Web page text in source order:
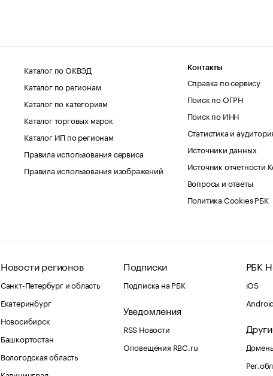
Каталог по ОКВЭД
Каталог по регионам
Каталог по категориям
Каталог торговых марок
Каталог ИП по регионам
Правила использования сервиса
Правила использования изображений
Контакты
Справка по сервису
Поиск по ОГРН
Поиск по ИНН
Статистика и
Источники данных
Источник отчетности
Вопросы и ответы
Политика Cookies РБК
Новости регионов
Санкт-Петербург и область
Екатеринбург
Новосибирск
Башкортостан
Вологодская область
Подписки
Подписка на РБК
Уведомления
RSS Новости
Оповещения RBC.ru
РБК
iOS